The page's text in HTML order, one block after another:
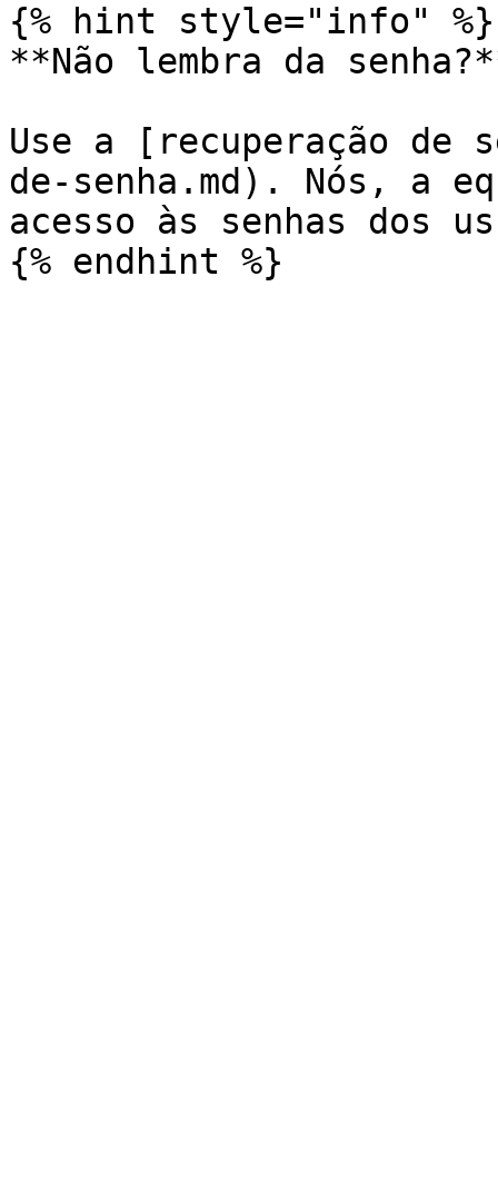
{% hint style="info" %}
**Não lembra da
Use a [recuperação de
de-senha.md). Nós, a
acesso às senhas dos